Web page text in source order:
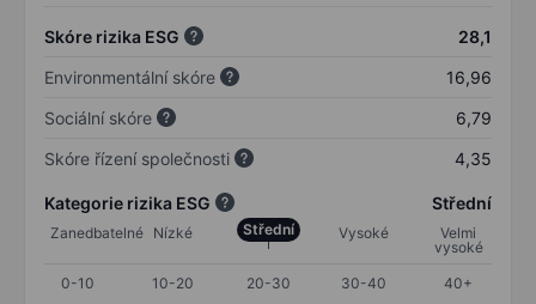
Skóre rizika ESG
28,1
Environmentální skóre
16,96
Sociální skóre
6,79
Skóre řízení společnosti
4,35
Kategorie rizika ESG Střední
Zanedbatelné Nízké Střední Vysoké
Velmi
vysoké
0-10
10-20 20-30 30-40 40+